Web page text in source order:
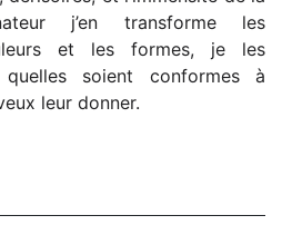
j’en transforme les
et les formes, je les
quelles soient conformes à
leur donner.